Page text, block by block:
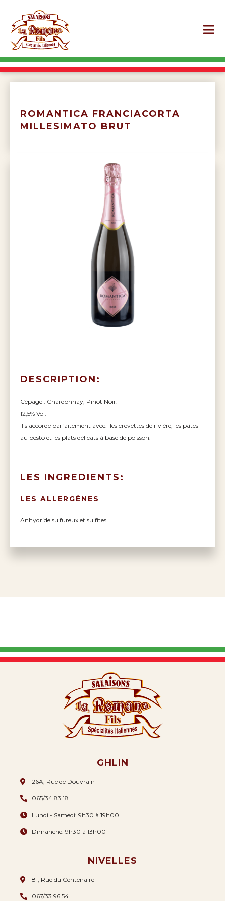
ROMANTICA FRANCIACORTA
MILLESIMATO BRUT
DESCRIPTION:
Cépage : Chardonnay, Pinot Noir.
12,5% Vol.
Il s'accorde parfaitement avec: les crevettes de rivière, les pâtes
au pesto et les plats délicats à base de poisson.
LES INGREDIENTS:
LES ALLERGÈNES
Anhydride sulfureux et sulfites
GHLIN
26A, Rue de Douvrain
065/34.83.18
Lundi - Samedi: 9h30 à 19h00
Dimanche: 9h30 à 13h00
NIVELLES
81, Rue du Centenaire
067/33.96.54